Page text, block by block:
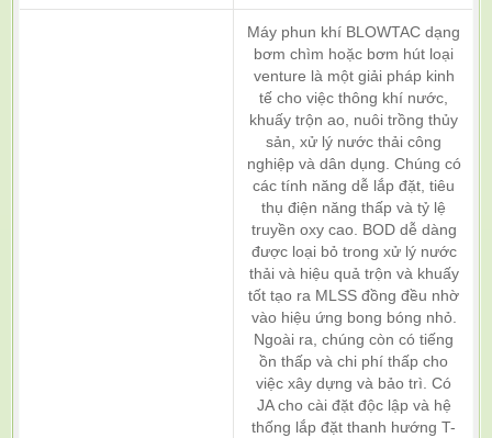
Máy phun khí BLOWTAC dạng
bơm chìm hoặc bơm hút loại
venture là một giải pháp kinh
tế cho việc thông khí nước,
khuấy trộn ao, nuôi trồng thủy
sản, xử lý nước thải công
nghiệp và dân dụng. Chúng có
các tính năng dễ lắp đặt, tiêu
thụ điện năng thấp và tỷ lệ
truyền oxy cao. BOD dễ dàng
được loại bỏ trong xử lý nước
thải và hiệu quả trộn và khuấy
tốt tạo ra MLSS đồng đều nhờ
vào hiệu ứng bong bóng nhỏ.
Ngoài ra, chúng còn có tiếng
ồn thấp và chi phí thấp cho
việc xây dựng và bảo trì. Có
JA cho cài đặt độc lập và hệ
thống lắp đặt thanh hướng T-